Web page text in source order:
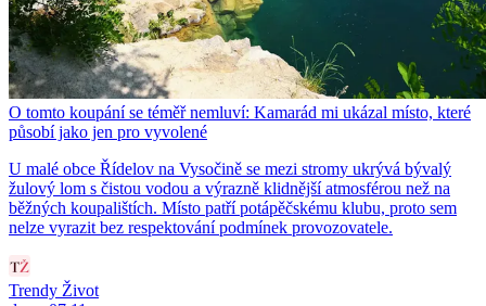
O tomto koupání se téměř nemluví: Kamarád mi ukázal místo, které
působí jako jen pro vyvolené
U malé obce Řídelov na Vysočině se mezi stromy ukrývá bývalý
žulový lom s čistou vodou a výrazně klidnější atmosférou než na
běžných koupalištích. Místo patří potápěčskému klubu, proto sem
nelze vyrazit bez respektování podmínek provozovatele.
Trendy Život